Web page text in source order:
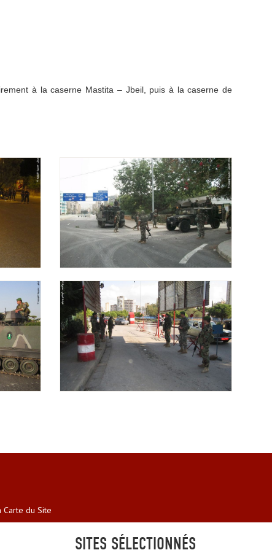
à la caserne Mastita – Jbeil, puis à la caserne de
Carte du Site
SITES SÉLECTIONNÉS